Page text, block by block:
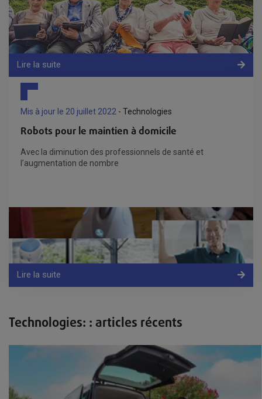
Lire la suite
Mis à jour le 20 juillet 2022 - Technologies
Robots pour le maintien à domicile
Avec la diminution des professionnels de santé et
l’augmentation de nombre
Lire la suite
Technologies: : articles récents